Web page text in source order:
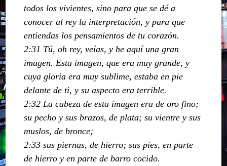
todos los vivientes, sino para que se dé a
conocer al rey la interpretación, y para que
entiendas los pensamientos de tu corazón.
2:31 Tú, oh rey, veías, y he aquí una gran
imagen. Esta imagen, que era muy grande, y
cuya gloria era muy sublime, estaba en pie
delante de ti, y su aspecto era terrible.
2:32 La cabeza de esta imagen era de oro fino;
su pecho y sus brazos, de plata; su vientre y sus
muslos, de bronce;
2:33 sus piernas, de hierro; sus pies, en parte
de hierro y en parte de barro cocido.